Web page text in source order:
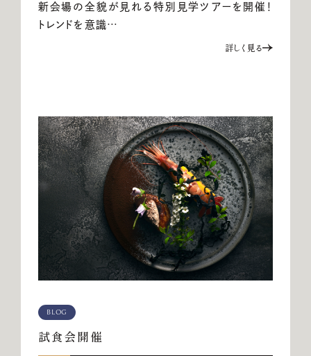
新会場の全貌が見れる特別見学ツアーを開催！
トレンドを意識…
詳しく見る
BLOG
試食会開催